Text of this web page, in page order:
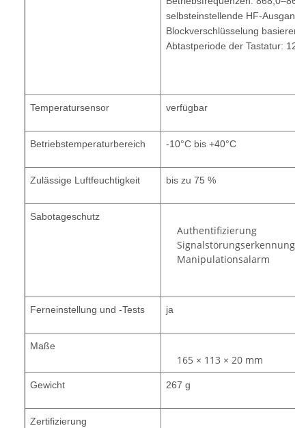
selbsteinstellende HF-
Blockverschlüsselung
Abtastperiode der Tastatur: 12-
Temperatursensor verfügbar
Betriebstemperaturbereich -10°C bis +40°C
Zulässige Luftfeuchtigkeit bis zu 75 %
Sabotageschutz
Authentifizierung
Signalstörungserkennung
Manipulationsalarm
Ferneinstellung und -Tests ja
Maße
165 × 113 × 20 mm
Gewicht 267 g
Zertifizierung